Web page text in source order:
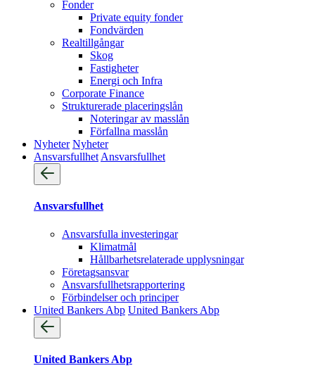
Fonder
Private equity fonder
Fondvärden
Realtillgångar
Skog
Fastigheter
Energi och Infra
Corporate Finance
Strukturerade placeringslån
Noteringar av masslån
Förfallna masslån
Nyheter Nyheter
Ansvarsfullhet Ansvarsfullhet
Ansvarsfullhet
Ansvarsfulla investeringar
Klimatmål
Hållbarhetsrelaterade upplysningar
Företagsansvar
Ansvarsfullhets­rapportering
Förbindelser och principer
United Bankers Abp United Bankers Abp
United Bankers Abp